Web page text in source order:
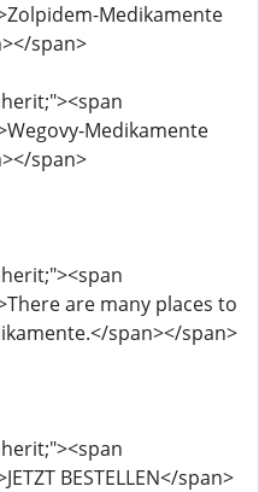
Medikamente
span>
Medikamente
span>
are many places to
span></span>
BESTELLEN</span>